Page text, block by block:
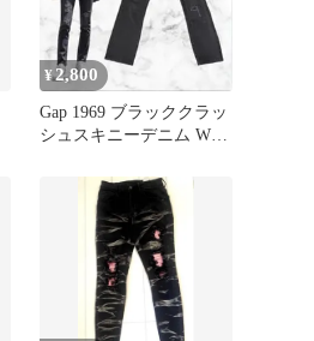
¥2,800
Gap 1969 ブラッククラッ
シュスキニーデニム W23